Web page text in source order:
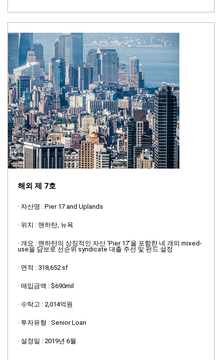
해외 제 7호
· 자산명 : Pier 17 and Uplands
· 위치 : 맨하탄, 뉴욕
· 개요 : 맨하탄의 상징적인 자산 ‘Pier 17’을 포함한 네 개의 mixed-
use을 담보로 선순위 syndicate 대출 주선 및 펀드 설정
· 면적 : 318,652 sf
· 매입금액 : $690mil
· 수탁고 : 2,014억원
· 투자유형 : Senior Loan
· 설정일 : 2019년 6월